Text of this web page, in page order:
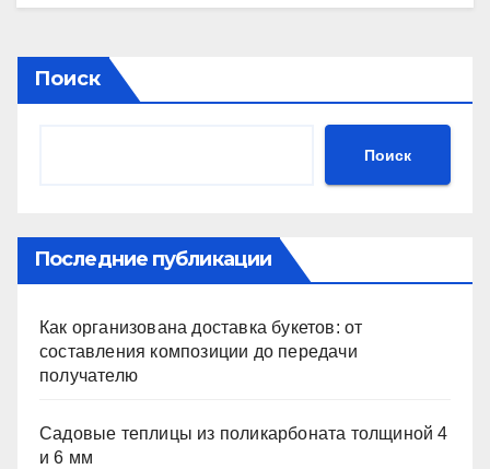
Поиск
Поиск
Последние публикации
Как организована доставка букетов: от
составления композиции до передачи
получателю
Садовые теплицы из поликарбоната толщиной 4
и 6 мм